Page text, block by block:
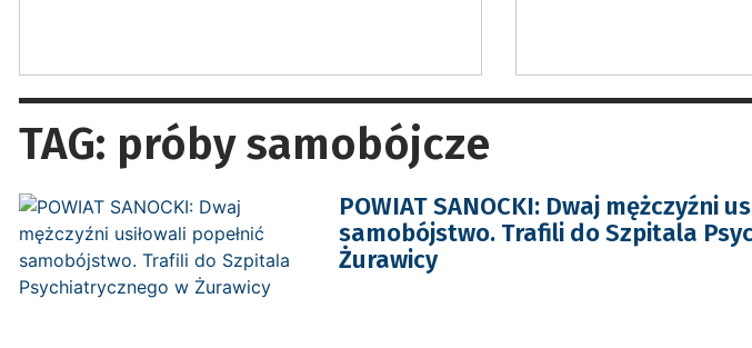
TAG: próby samobójcze
POWIAT SANOCKI: Dwaj mężczyźni
samobójstwo. Trafili do Szpitala
Żurawicy